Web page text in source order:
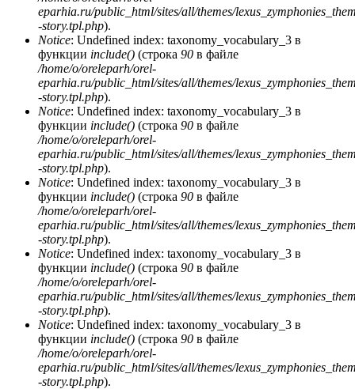
eparhia.ru/public_html/sites/all/themes/
-story.tpl.php).
Notice: Undefined index: taxonomy_vocabulary_3 в
функции include() (строка 90 в файле
/home/o/oreleparh/orel-
eparhia.ru/public_html/sites/all/themes/
-story.tpl.php).
Notice: Undefined index: taxonomy_vocabulary_3 в
функции include() (строка 90 в файле
/home/o/oreleparh/orel-
eparhia.ru/public_html/sites/all/themes/
-story.tpl.php).
Notice: Undefined index: taxonomy_vocabulary_3 в
функции include() (строка 90 в файле
/home/o/oreleparh/orel-
eparhia.ru/public_html/sites/all/themes/
-story.tpl.php).
Notice: Undefined index: taxonomy_vocabulary_3 в
функции include() (строка 90 в файле
/home/o/oreleparh/orel-
eparhia.ru/public_html/sites/all/themes/
-story.tpl.php).
Notice: Undefined index: taxonomy_vocabulary_3 в
функции include() (строка 90 в файле
/home/o/oreleparh/orel-
eparhia.ru/public_html/sites/all/themes/
-story.tpl.php).